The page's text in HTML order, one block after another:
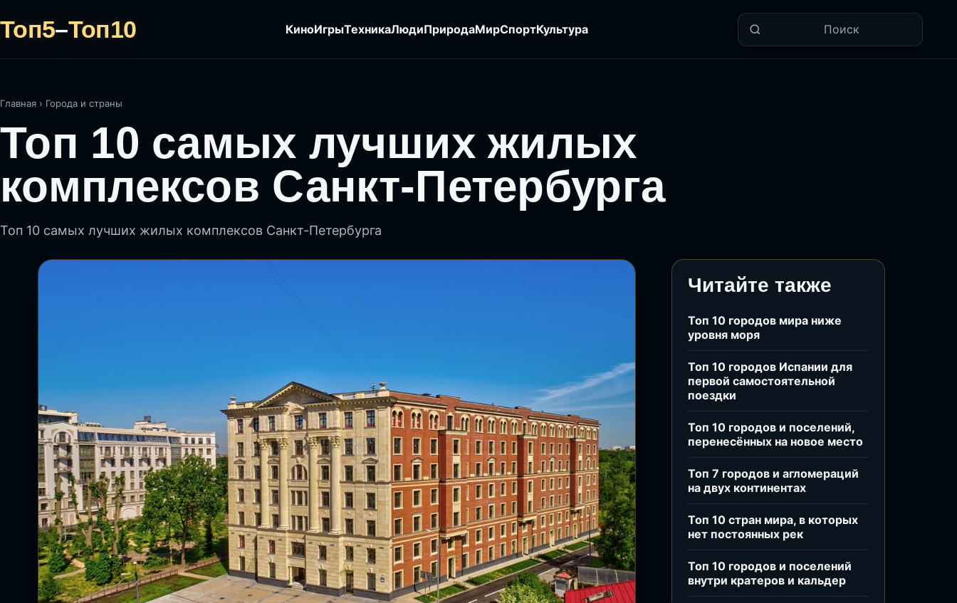
Топ5–Топ10 КиноИгрыТехникаЛюдиПриродаМирСпортКультура Поиск
Главная › Города и страны
Топ 10 самых лучших жилых
комплексов Санкт-Петербурга
Топ 10 самых лучших жилых комплексов Санкт-Петербурга
Читайте также
Топ 10 городов мира ниже
уровня моря
Топ 10 городов Испании для
первой самостоятельной
поездки
Топ 10 городов и поселений,
перенесённых на новое место
Топ 7 городов и агломераций
на двух континентах
Топ 10 стран мира, в которых
нет постоянных рек
Топ 10 городов и поселений
внутри кратеров и кальдер